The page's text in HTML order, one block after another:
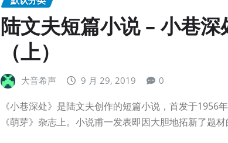
陆文夫短篇小说 – 小巷深
（上）
大音希声 9 月 29, 2019 0
《小巷深处》是陆文夫创作的短篇小说，首发于1956
《萌芽》杂志上。小说甫一发表即因大胆地拓新了题材